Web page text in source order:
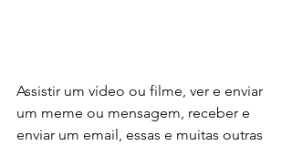
Assistir um vídeo ou filme, ver e enviar
um meme ou mensagem, receber e
enviar um email, essas e muitas outras